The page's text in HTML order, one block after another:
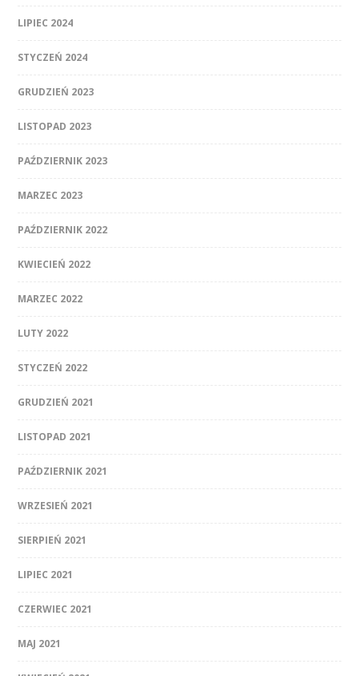
LIPIEC 2024
STYCZEŃ 2024
GRUDZIEŃ 2023
LISTOPAD 2023
PAŹDZIERNIK 2023
MARZEC 2023
PAŹDZIERNIK 2022
KWIECIEŃ 2022
MARZEC 2022
LUTY 2022
STYCZEŃ 2022
GRUDZIEŃ 2021
LISTOPAD 2021
PAŹDZIERNIK 2021
WRZESIEŃ 2021
SIERPIEŃ 2021
LIPIEC 2021
CZERWIEC 2021
MAJ 2021